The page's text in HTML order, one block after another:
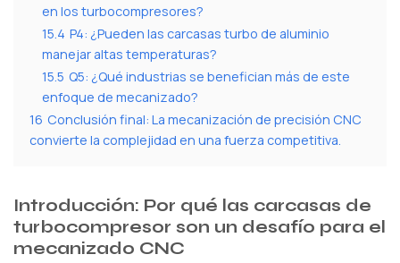
en los turbocompresores?
15.4 P4: ¿Pueden las carcasas turbo de aluminio
manejar altas temperaturas?
15.5 Q5: ¿Qué industrias se benefician más de este
enfoque de mecanizado?
16 Conclusión final: La mecanización de precisión CNC
convierte la complejidad en una fuerza competitiva.
Introducción: Por qué las carcasas de
turbocompresor son un desafío para el
mecanizado CNC